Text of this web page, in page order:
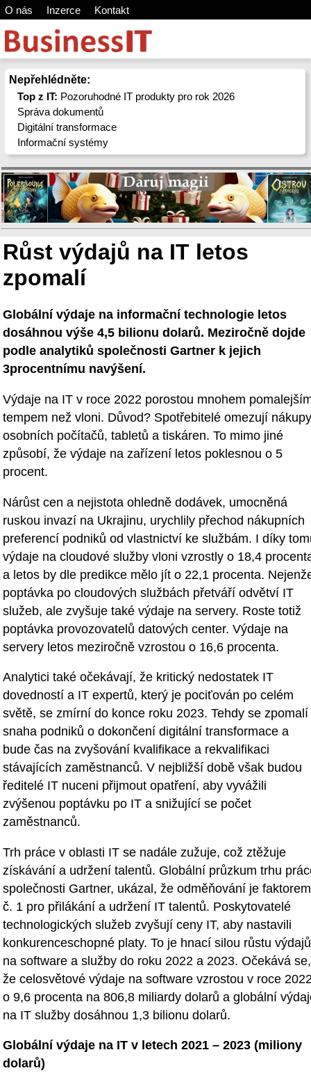
O nás Inzerce Kontakt
Nepřehlédněte:
Top z IT: Pozoruhodné IT produkty pro rok 2026
Správa dokumentů
Digitální transformace
Informační systémy
Růst výdajů na IT letos
zpomalí
Globální výdaje na informační technologie letos
dosáhnou výše 4,5 bilionu dolarů. Meziročně dojde
podle analytiků společnosti Gartner k jejich
3procentnímu navýšení.
Výdaje na IT v roce 2022 porostou mnohem
tempem než vloni. Důvod? Spotřebitelé omezují nákupy
osobních počítačů, tabletů a tiskáren. To mimo jiné
způsobí, že výdaje na zařízení letos poklesnou o 5
procent.
Nárůst cen a nejistota ohledně dodávek, umocněná
ruskou invazí na Ukrajinu, urychlily přechod nákupních
preferencí podniků od vlastnictví ke službám. I díky
výdaje na cloudové služby vloni vzrostly o 18,4
a letos by dle predikce mělo jít o 22,1 procenta.
poptávka po cloudových službách přetváří odvětví IT
služeb, ale zvyšuje také výdaje na servery. Roste totiž
poptávka provozovatelů datových center. Výdaje na
servery letos meziročně vzrostou o 16,6 procenta.
Analytici také očekávají, že kritický nedostatek IT
dovedností a IT expertů, který je pociťován po celém
světě, se zmírní do konce roku 2023. Tehdy se zpomalí
snaha podniků o dokončení digitální transformace a
bude čas na zvyšování kvalifikace a rekvalifikaci
stávajících zaměstnanců. V nejbližší době však budou
ředitelé IT nuceni přijmout opatření, aby vyvážili
zvýšenou poptávku po IT a snižující se počet
zaměstnanců.
Trh práce v oblasti IT se nadále zužuje, což ztěžuje
získávání a udržení talentů. Globální průzkum trhu
společnosti Gartner, ukázal, že odměňování je faktorem
č. 1 pro přilákání a udržení IT talentů. Poskytovatelé
technologických služeb zvyšují ceny IT, aby nastavili
konkurenceschopné platy. To je hnací silou růstu výdajů
na software a služby do roku 2022 a 2023. Očekává se,
že celosvětové výdaje na software vzrostou v roce
o 9,6 procenta na 806,8 miliardy dolarů a globální
na IT služby dosáhnou 1,3 bilionu dolarů.
Globální výdaje na IT v letech 2021 – 2023 (miliony
dolarů)